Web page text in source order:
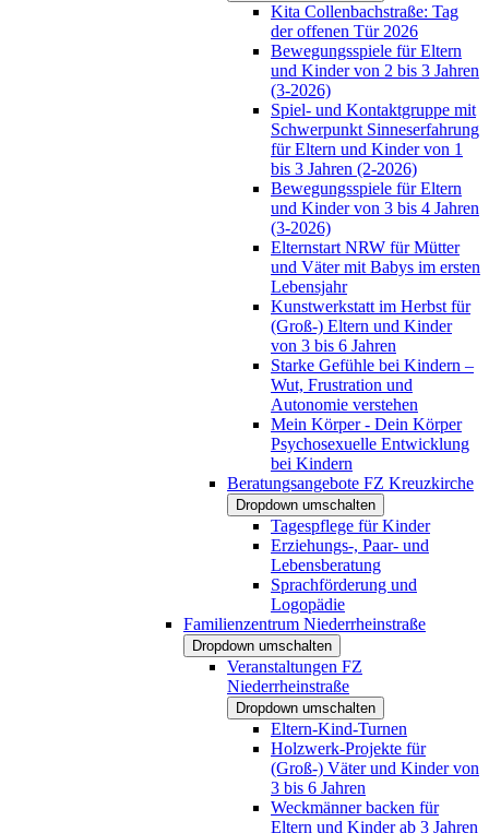
Kita Collenbachstraße: Tag
der offenen Tür 2026
Bewegungsspiele für Eltern
und Kinder von 2 bis 3 Jahren
(3-2026)
Spiel- und Kontaktgruppe mit
Schwerpunkt Sinneserfahrung
für Eltern und Kinder von 1
bis 3 Jahren (2-2026)
Bewegungsspiele für Eltern
und Kinder von 3 bis 4 Jahren
(3-2026)
Elternstart NRW für Mütter
und Väter mit Babys im ersten
Lebensjahr
Kunstwerkstatt im Herbst für
(Groß-) Eltern und Kinder
von 3 bis 6 Jahren
Starke Gefühle bei Kindern –
Wut, Frustration und
Autonomie verstehen
Mein Körper - Dein Körper
Psychosexuelle Entwicklung
bei Kindern
Beratungsangebote FZ Kreuzkirche
Dropdown umschalten
Tagespflege für Kinder
Erziehungs-, Paar- und
Lebensberatung
Sprachförderung und
Logopädie
Familienzentrum Niederrheinstraße
Dropdown umschalten
Veranstaltungen FZ
Niederrheinstraße
Dropdown umschalten
Eltern-Kind-Turnen
Holzwerk-Projekte für
(Groß-) Väter und Kinder von
3 bis 6 Jahren
Weckmänner backen für
Eltern und Kinder ab 3 Jahren